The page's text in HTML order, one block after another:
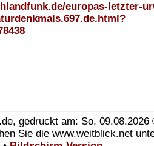
europas-letzter-
gedruckt am: So, 09.08.2026
Sie die www.weitblick.net